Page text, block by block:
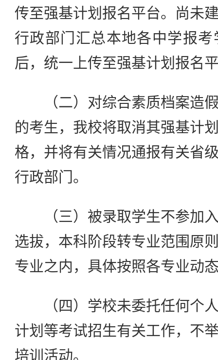
传至强基计划报名平台。尚未
行政部门汇总本地各中学报
后，统一上传至强基计划报名
（二）对综合素质档案造假
的考生，我校将取消其强基计
格，并将有关情况通报有关省
行政部门。
（三）被录取学生不参加入
选拔，本科阶段转专业范围原
专业之内，具体按照各专业动
（四）学校未委托任何个人
计划等考试招生有关工作，不
培训活动。